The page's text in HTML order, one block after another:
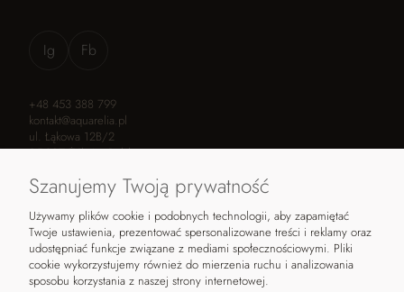
Ig Fb
+48 453 388 799
kontakt@aquarelia.pl
ul. Łąkowa 12B/2
05-807 Żółwin, Polska
POMOC
Czas i koszty dostawy
Zwroty i reklamacje
KONTAKT
Kontakt
Napisz
Szanujemy Twoją prywatność
Używamy plików cookie i podobnych technologii, aby zapamiętać
Twoje ustawienia, prezentować spersonalizowane treści i reklamy oraz
udostępniać funkcje związane z mediami społecznościowymi. Pliki
cookie wykorzystujemy również do mierzenia ruchu i analizowania
sposobu korzystania z naszej strony internetowej.